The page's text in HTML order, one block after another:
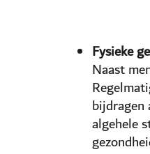
Fysieke
Naast
bijdragen
algehele